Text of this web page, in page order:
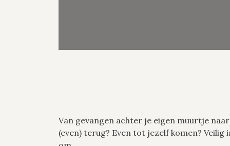
Van gevangen achter je eigen muurtje
(even) terug? Even tot jezelf komen?